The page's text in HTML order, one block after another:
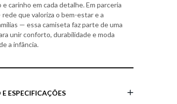
carinho em cada detalhe. Em parceria
que valoriza o bem-estar e a
— essa camiseta faz parte de uma
unir conforto, durabilidade e moda
a infância.
ESPECIFICAÇÕES